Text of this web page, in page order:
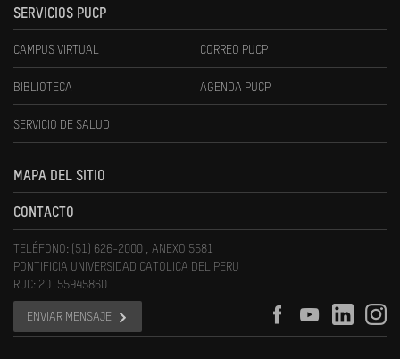
SERVICIOS PUCP
CAMPUS VIRTUAL CORREO PUCP
BIBLIOTECA AGENDA PUCP
SERVICIO DE SALUD
MAPA DEL SITIO
CONTACTO
TELÉFONO: (51) 626-2000 , ANEXO 5581
PONTIFICIA UNIVERSIDAD CATOLICA DEL PERU
RUC: 20155945860
ENVIAR MENSAJE